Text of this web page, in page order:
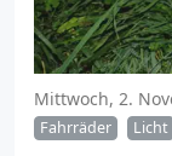
Mittwoch, 2.
Fahrräder
Licht